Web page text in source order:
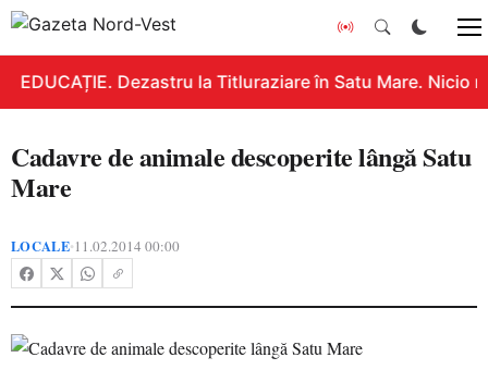
EDUCAȚIE. Dezastru la Titluraziare în Satu Mare. Nicio
Cadavre de animale descoperite lângă Satu
Mare
LOCALE•11.02.2014 00:00